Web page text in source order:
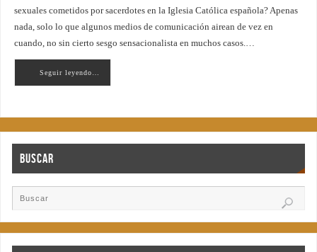
sexuales cometidos por sacerdotes en la Iglesia Católica española? Apenas
nada, solo lo que algunos medios de comunicación airean de vez en
cuando, no sin cierto sesgo sensacionalista en muchos casos.…
Seguir leyendo…
Buscar